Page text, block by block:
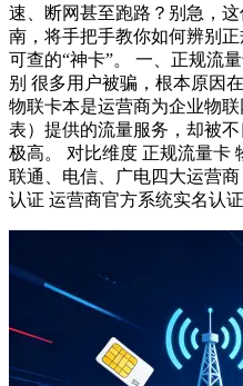
速、断网甚至跑路？别急，
南，将手把手教你如何辨别
可查的“神卡”。 一、正规流
别 很多用户被骗，根本原因
物联卡本是运营商为企业物
表）提供的流量服务，却被
极高。 对比维度 正规流量卡
联通、电信、广电四大运营
认证 运营商官方系统实名认